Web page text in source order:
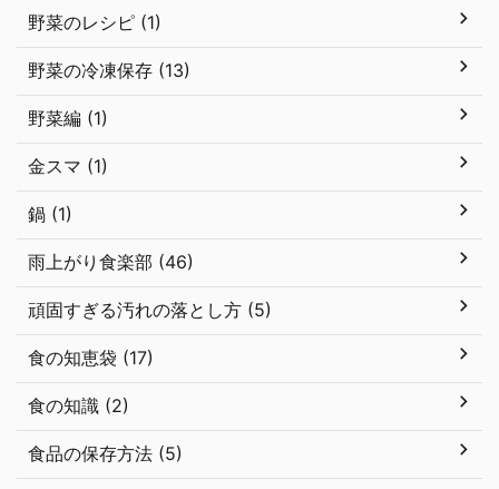
野菜のレシピ (1)
野菜の冷凍保存 (13)
野菜編 (1)
金スマ (1)
鍋 (1)
雨上がり食楽部 (46)
頑固すぎる汚れの落とし方 (5)
食の知恵袋 (17)
食の知識 (2)
食品の保存方法 (5)